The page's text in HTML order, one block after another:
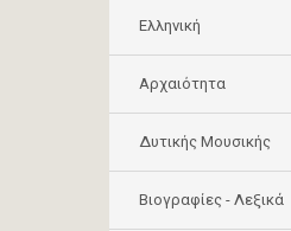
Ελληνική
Αρχαιότητα
Δυτικής Μουσικής
Βιογραφίες - Λεξικά